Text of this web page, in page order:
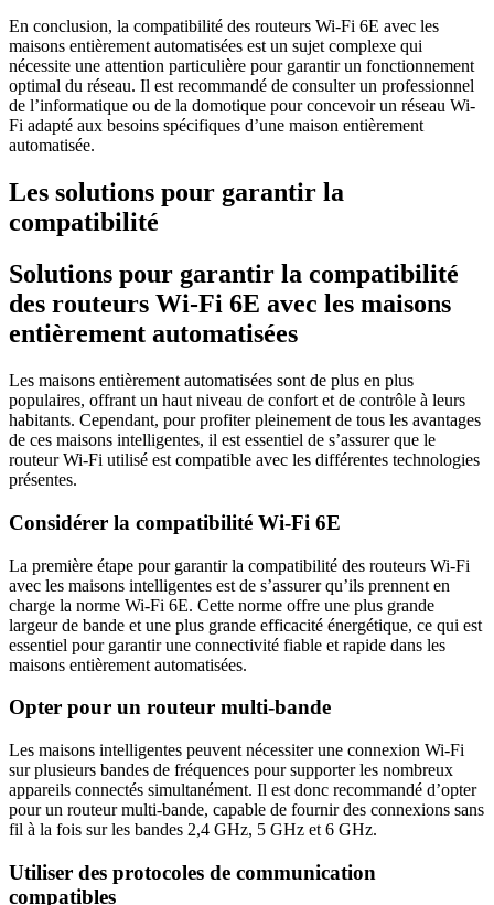
En conclusion, la compatibilité des routeurs Wi-Fi 6E avec les
maisons entièrement automatisées est un sujet complexe qui
nécessite une attention particulière pour garantir un fonctionnement
optimal du réseau. Il est recommandé de consulter un professionnel
de l’informatique ou de la domotique pour concevoir un réseau Wi-
Fi adapté aux besoins spécifiques d’une maison entièrement
automatisée.
Les solutions pour garantir la
compatibilité
Solutions pour garantir la compatibilité
des routeurs Wi-Fi 6E avec les maisons
entièrement automatisées
Les maisons entièrement automatisées sont de plus en plus
populaires, offrant un haut niveau de confort et de contrôle à leurs
habitants. Cependant, pour profiter pleinement de tous les avantages
de ces maisons intelligentes, il est essentiel de s’assurer que le
routeur Wi-Fi utilisé est compatible avec les différentes technologies
présentes.
Considérer la compatibilité Wi-Fi 6E
La première étape pour garantir la compatibilité des routeurs Wi-Fi
avec les maisons intelligentes est de s’assurer qu’ils prennent en
charge la norme Wi-Fi 6E. Cette norme offre une plus grande
largeur de bande et une plus grande efficacité énergétique, ce qui est
essentiel pour garantir une connectivité fiable et rapide dans les
maisons entièrement automatisées.
Opter pour un routeur multi-bande
Les maisons intelligentes peuvent nécessiter une connexion Wi-Fi
sur plusieurs bandes de fréquences pour supporter les nombreux
appareils connectés simultanément. Il est donc recommandé d’opter
pour un routeur multi-bande, capable de fournir des connexions sans
fil à la fois sur les bandes 2,4 GHz, 5 GHz et 6 GHz.
Utiliser des protocoles de communication
compatibles